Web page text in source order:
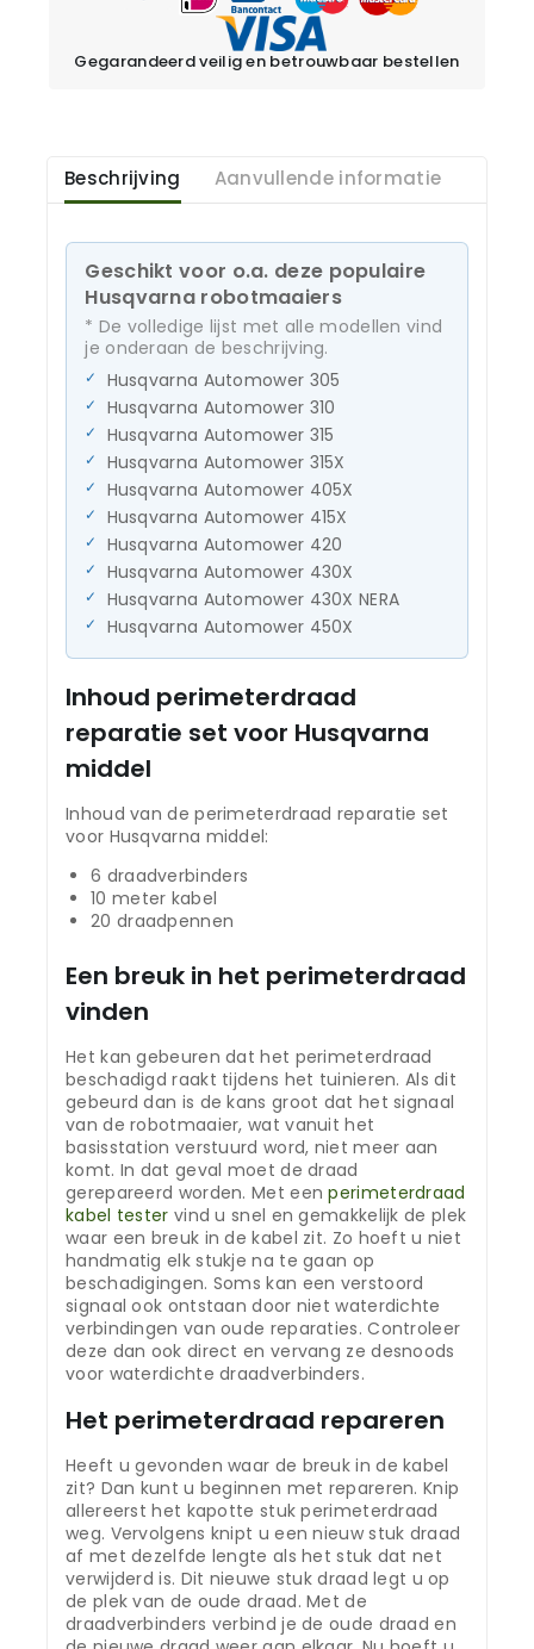
Gegarandeerd veilig en betrouwbaar bestellen
Beschrijving Aanvullende informatie
Geschikt voor o.a. deze populaire
Husqvarna robotmaaiers
* De volledige lijst met alle modellen vind
je onderaan de beschrijving.
Husqvarna Automower 305
Husqvarna Automower 310
Husqvarna Automower 315
Husqvarna Automower 315X
Husqvarna Automower 405X
Husqvarna Automower 415X
Husqvarna Automower 420
Husqvarna Automower 430X
Husqvarna Automower 430X NERA
Husqvarna Automower 450X
Inhoud perimeterdraad
reparatie set voor Husqvarna
middel
Inhoud van de perimeterdraad reparatie set
voor Husqvarna middel:
6 draadverbinders
10 meter kabel
20 draadpennen
Een breuk in het perimeterdraad
vinden
Het kan gebeuren dat het perimeterdraad
beschadigd raakt tijdens het tuinieren. Als dit
gebeurd dan is de kans groot dat het signaal
van de robotmaaier, wat vanuit het
basisstation verstuurd word, niet meer aan
komt. In dat geval moet de draad
gerepareerd worden. Met eenperimeterdraad
kabel tester vind u snel en gemakkelijk de plek
waar een breuk in de kabel zit. Zo hoeft u niet
handmatig elk stukje na te gaan op
beschadigingen. Soms kan een verstoord
signaal ook ontstaan door niet waterdichte
verbindingen van oude reparaties. Controleer
deze dan ook direct en vervang ze desnoods
voor waterdichte draadverbinders.
Het perimeterdraad repareren
Heeft u gevonden waar de breuk in de kabel
zit? Dan kunt u beginnen met repareren. Knip
allereerst het kapotte stuk perimeterdraad
weg. Vervolgens knipt u een nieuw stuk draad
af met dezelfde lengte als het stuk dat net
verwijderd is. Dit nieuwe stuk draad legt u op
de plek van de oude draad. Met de
draadverbinders verbind je de oude draad en